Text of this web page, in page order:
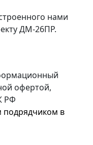
нами
ДМ-26ПР.
офертой,
РФ
подрядчиком в